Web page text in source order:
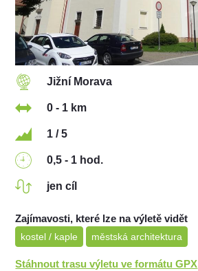
Jižní Morava
0 - 1 km
1 / 5
0,5 - 1 hod.
jen cíl
Zajímavosti, které lze na výletě vidět
kostel / kaple městská architektura
Stáhnout trasu výletu ve formátu GPX